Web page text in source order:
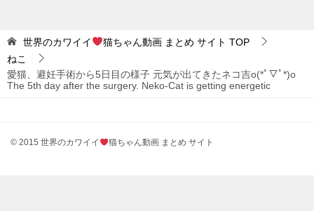
世界のカワイイ 猫ちゃん動画 まとめ サイト TOP
ねこ
愛猫、避妊手術から5日目の様子 元気が出てきたネコ吉o(*ﾟ▽ﾟ*)o
The 5th day after the surgery. Neko-Cat is getting energetic
© 2015 世界のカワイイ 猫ちゃん動画 まとめ サイト